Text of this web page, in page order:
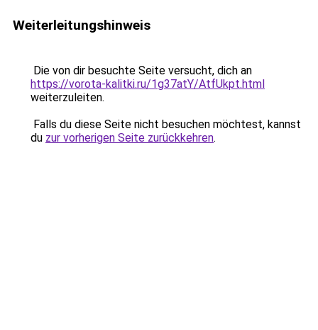
Weiterleitungshinweis
Die von dir besuchte Seite versucht, dich an
https://vorota-kalitki.ru/1g37atY/AtfUkpt.html
weiterzuleiten.
Falls du diese Seite nicht besuchen möchtest, kannst
du zur vorherigen Seite zurückkehren.